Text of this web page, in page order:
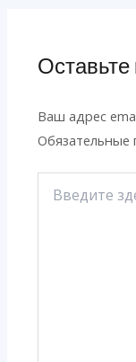
Ваш адрес
здесь...